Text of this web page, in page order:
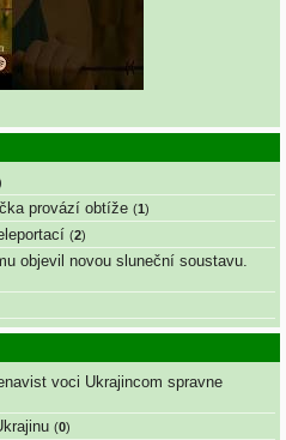
provází obtíže (1 )
(2)
objevil novou sluneční soustavu.
voci Ukrajincom spravne
(0)